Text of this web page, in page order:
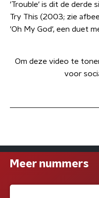
'Trouble' is dit de derde
Try This (2003; zie
'Oh My God', een duet
Om deze video te
voor
Meer nummers